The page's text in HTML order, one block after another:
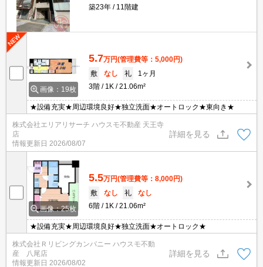
築23年
11階建
画像：19枚
5.7万円(管理費等：5,000円)
敷
なし 礼
1ヶ月
3階
1K 21.06m²
★設備充実★周辺環境良好★独立洗面★オートロック★東向き★
株式会社エリアリサーチ ハウスモ不動産 天王寺
店
情報更新日 2026/08/07
詳細を見る
画像：25枚
5.5万円(管理費等：8,000円)
敷
なし 礼
なし
6階
1K 21.06m²
★設備充実★周辺環境良好★独立洗面★オートロック★
株式会社Ｒリビングカンパニー ハウスモ不動
産 八尾店
情報更新日 2026/08/02
詳細を見る